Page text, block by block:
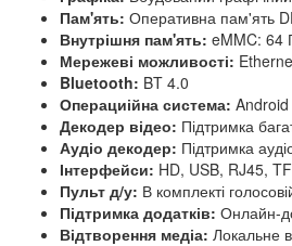
Пам'ять: Оперативна пам'ять
Внутрішня пам'ять: eMMC: 64
Мережеві можливості:
Bluetooth: BT 4.0
Операциійна система: Android
Декодер відео: Підтримка
Аудіо декодер: Підтримка
Інтерфейси: HD, USB, RJ45,
Пульт д/у: В комплекті
Підтримка додатків: Онлайн-
Відтворення медіа: Локальне